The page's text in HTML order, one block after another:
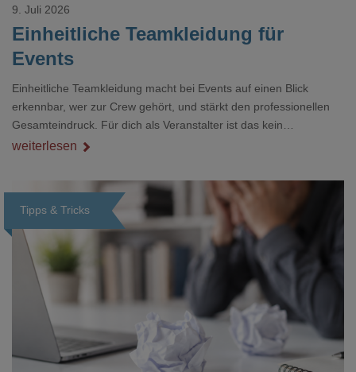
Einheitliche Teamkleidung für
Events
9. Juli 2026
Einheitliche Teamkleidung macht bei Events auf einen Blick
erkennbar, wer zur Crew gehört, und stärkt den professionellen
Gesamteindruck. Für dich als Veranstalter ist das kein
Nebenthema: Bei Textilien mit Stickerei oder mehreren
weiterlesen
Tipps & Tricks
Loading...